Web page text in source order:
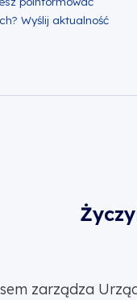
zarządza